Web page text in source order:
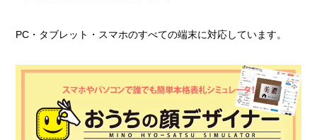
PC・タブレット・スマホのすべての端末に対応しています。